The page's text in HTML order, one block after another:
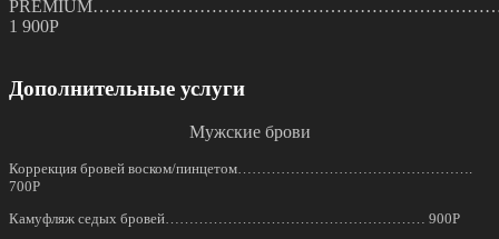
1 900Р
Дополнительные услуги
Мужские брови
Коррекция бровей воском/пинцетом………………………………………….
700Р
Камуфляж седых бровей……………………………………………… 900Р